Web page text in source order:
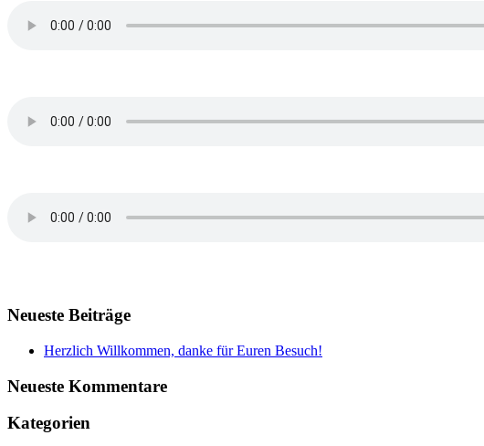
Neueste Beiträge
Herzlich Willkommen, danke für Euren Besuch!
Neueste Kommentare
Kategorien